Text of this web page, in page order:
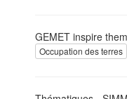
GEMET inspire
Occupation des terres